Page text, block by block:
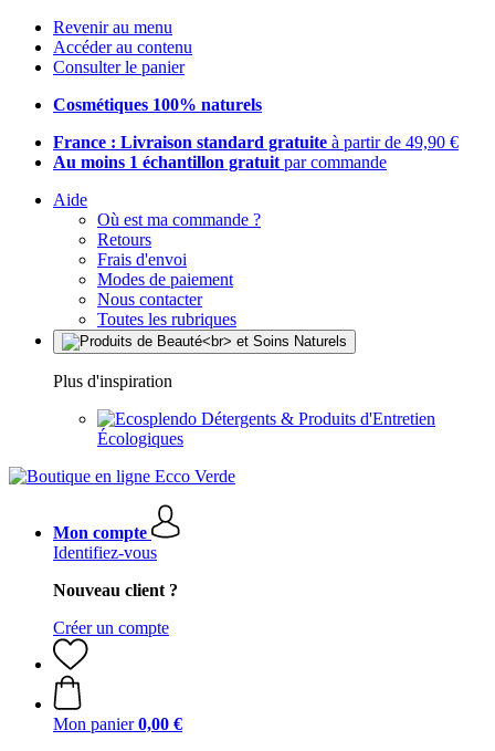
Revenir au menu
Accéder au contenu
Consulter le panier
Cosmétiques 100% naturels
France : Livraison standard gratuite à partir de 49,90 €
Au moins 1 échantillon gratuit par commande
Aide
Où est ma commande ?
Retours
Frais d'envoi
Modes de paiement
Nous contacter
Toutes les rubriques
Plus d'inspiration
Détergents & Produits d'Entretien
Écologiques
Mon compte
Identifiez-vous
Nouveau client ?
Créer un compte
Mon panier 0,00 €